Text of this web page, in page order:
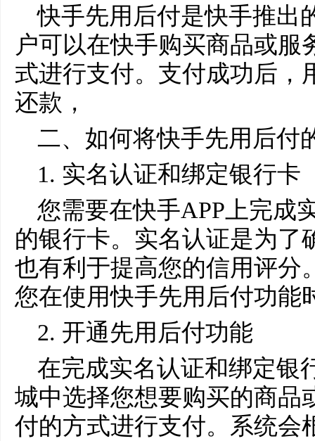
快手先用后付是快手推出
户可以在快手购买商品或服
式进行支付。支付成功后，
还款，
二、如何将快手先用后付
1. 实名认证和绑定银行卡
您需要在快手APP上完成
的银行卡。实名认证是为了
也有利于提高您的信用评分
您在使用快手先用后付功能
2. 开通先用后付功能
在完成实名认证和绑定银
城中选择您想要购买的商品
付的方式进行支付。系统会